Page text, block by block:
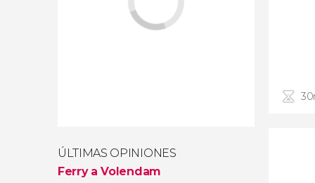
ÚLTIMAS OPINIONES
Ferry a Volendam